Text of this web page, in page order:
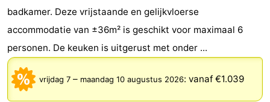
badkamer. Deze vrijstaande en gelijkvloerse
accommodatie van ±36m² is geschikt voor maximaal 6
personen. De keuken is uitgerust met onder ...
vrijdag 7 – maandag 10 augustus 2026: vanaf €1.039